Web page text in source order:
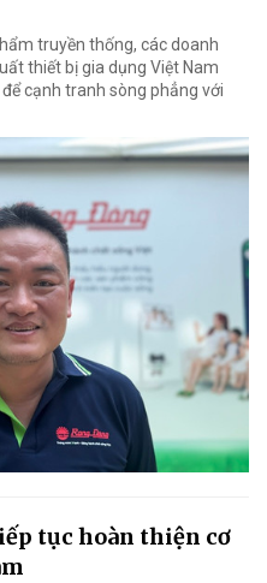
truyền thống, các doanh
thiết bị gia dụng Việt Nam
cạnh tranh sòng phẳng với
tục hoàn thiện cơ